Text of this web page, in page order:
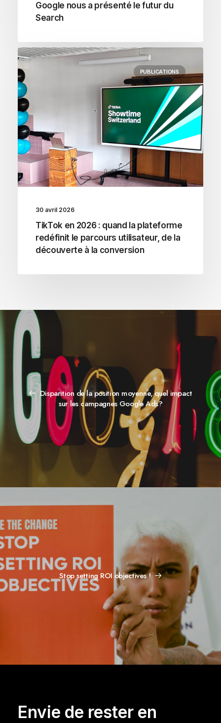
Google nous a présenté le futur du
Search
PUBLICATIONS
30 avril 2026
TikTok en 2026 : quand la plateforme
redéfinit le parcours utilisateur, de la
découverte à la conversion
Disparition de la position moyenne, quel impact
sur les campagnes Google Ads?
Stop setting ROI objectives !
Envie de rester en